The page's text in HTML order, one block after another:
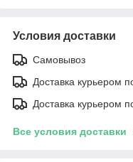
Условия доставки
Самовывоз
Доставка курьером
Доставка курьером
Все условия доставки